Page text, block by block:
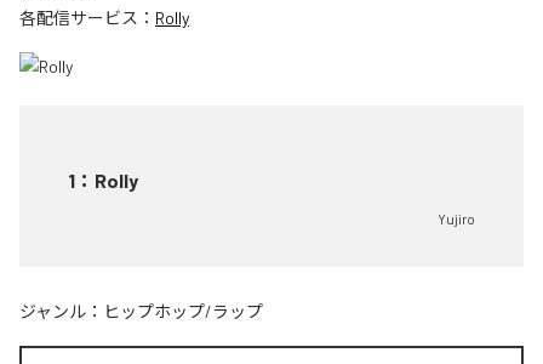
各配信サービス： Rolly
1 ： Rolly
Yujiro
ジャンル： ヒップホップ/ラップ